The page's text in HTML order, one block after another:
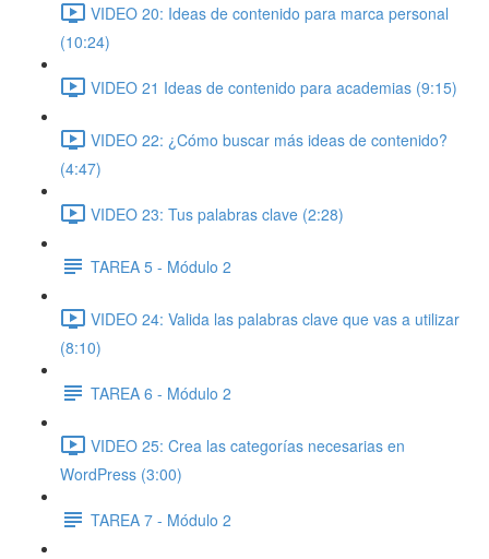
VIDEO 20: Ideas de contenido para marca personal
(10:24)
VIDEO 21 Ideas de contenido para academias (9:15)
VIDEO 22: ¿Cómo buscar más ideas de contenido?
(4:47)
VIDEO 23: Tus palabras clave (2:28)
TAREA 5 - Módulo 2
VIDEO 24: Valida las palabras clave que vas a utilizar
(8:10)
TAREA 6 - Módulo 2
VIDEO 25: Crea las categorías necesarias en
WordPress (3:00)
TAREA 7 - Módulo 2